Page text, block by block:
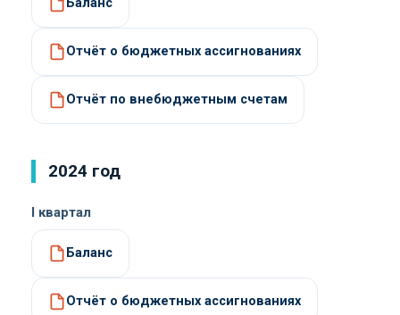
Баланс
Отчёт о бюджетных ассигнованиях
Отчёт по внебюджетным счетам
2024 год
I квартал
Баланс
Отчёт о бюджетных ассигнованиях